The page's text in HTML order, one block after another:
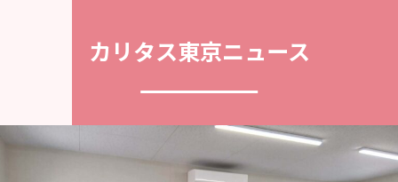
カリタス東京ニュース